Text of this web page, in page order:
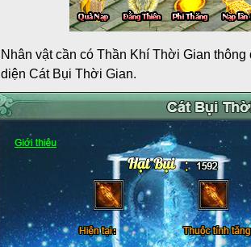
Nhân vật cần có Thần Khí Thời Gian
diện Cát Bụi Thời Gian.